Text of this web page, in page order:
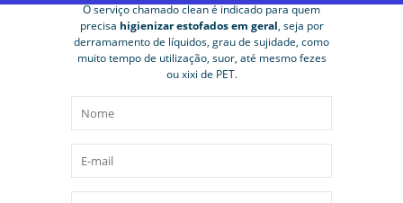
O serviço chamado clean é indicado para quem
precisa higienizar estofados em geral, seja por
derramamento de líquidos, grau de sujidade, como
muito tempo de utilização, suor, até mesmo fezes
ou xixi de PET.